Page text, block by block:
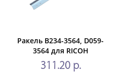
Ракель B234-3564, D059-
3564 для RICOH
AficioMP9000/MP1100/MP1350
(CET), CET6640
311.20 р.